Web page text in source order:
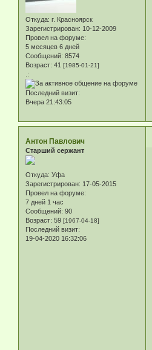
Откуда: г. Красноярск
Зарегистрирован: 10-12-2009
Провел на форуме:
5 месяцев 6 дней
Сообщений: 8574
Возраст: 41 [1985-01-21]
.:
Последний визит:
Вчера 21:43:05
Антон Павлович
Старший сержант
Откуда: Уфа
Зарегистрирован: 17-05-2015
Провел на форуме:
7 дней 1 час
Сообщений: 90
Возраст: 59 [1967-04-18]
Последний визит:
19-04-2020 16:32:06